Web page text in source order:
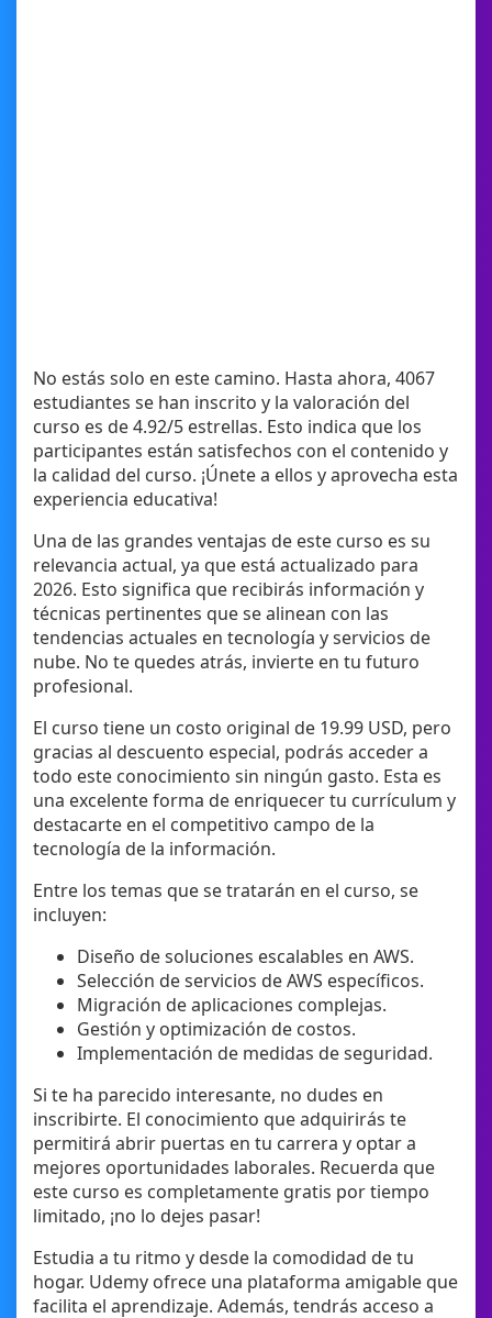
No estás solo en este camino. Hasta ahora, 4067
estudiantes se han inscrito y la valoración del
curso es de 4.92/5 estrellas. Esto indica que los
participantes están satisfechos con el contenido y
la calidad del curso. ¡Únete a ellos y aprovecha esta
experiencia educativa!
Una de las grandes ventajas de este curso es su
relevancia actual, ya que está actualizado para
2026. Esto significa que recibirás información y
técnicas pertinentes que se alinean con las
tendencias actuales en tecnología y servicios de
nube. No te quedes atrás, invierte en tu futuro
profesional.
El curso tiene un costo original de 19.99 USD, pero
gracias al descuento especial, podrás acceder a
todo este conocimiento sin ningún gasto. Esta es
una excelente forma de enriquecer tu currículum y
destacarte en el competitivo campo de la
tecnología de la información.
Entre los temas que se tratarán en el curso, se
incluyen:
Diseño de soluciones escalables en AWS.
Selección de servicios de AWS específicos.
Migración de aplicaciones complejas.
Gestión y optimización de costos.
Implementación de medidas de seguridad.
Si te ha parecido interesante, no dudes en
inscribirte. El conocimiento que adquirirás te
permitirá abrir puertas en tu carrera y optar a
mejores oportunidades laborales. Recuerda que
este curso es completamente gratis por tiempo
limitado, ¡no lo dejes pasar!
Estudia a tu ritmo y desde la comodidad de tu
hogar. Udemy ofrece una plataforma amigable que
facilita el aprendizaje. Además, tendrás acceso a